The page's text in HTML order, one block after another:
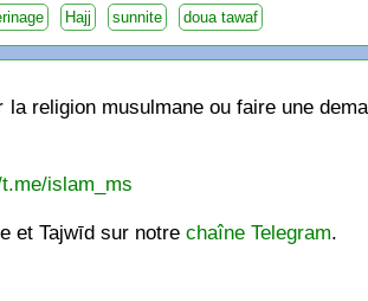
Hajj sunnite doua tawaf
religion musulmane ou faire une
islam_ms
et Tajwīd sur notrechaîne Telegram.